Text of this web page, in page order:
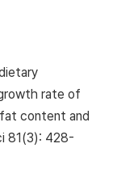
rate of
content and
81(3): 428-